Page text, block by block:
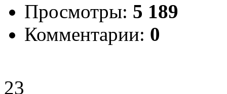
Просмотры: 5 189
Комментарии: 0
23